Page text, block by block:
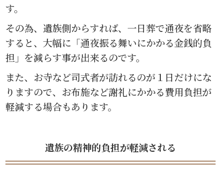
す。
その為、遺族側からすれば、一日葬で通夜を省略
すると、大幅に「通夜振る舞いにかかる金銭的負
担」を減らす事が出来るのです。
また、お寺など司式者が訪れるのが１日だけにな
りますので、お布施など謝礼にかかる費用負担が
軽減する場合もあります。
遺族の精神的負担が軽減される